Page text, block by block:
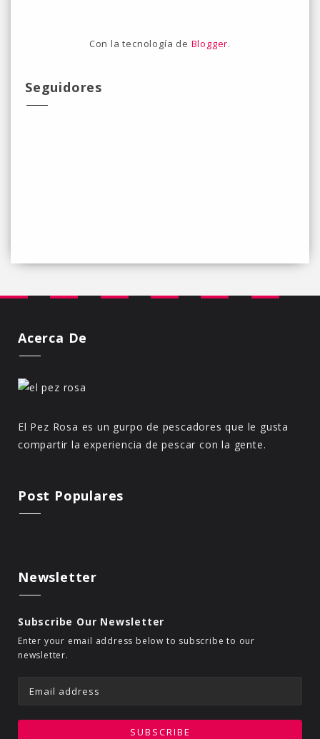
Con la tecnología de Blogger.
Seguidores
Acerca De
El Pez Rosa es un gurpo de pescadores que le gusta
compartir la experiencia de pescar con la gente.
Post Populares
Newsletter
Subscribe Our Newsletter
Enter your email address below to subscribe to our
newsletter.